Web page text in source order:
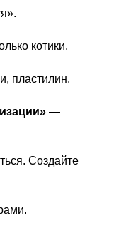
котики.
пластилин.
—
Создайте